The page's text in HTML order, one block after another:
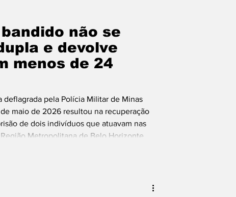
não se
e devolve
menos de 24
deflagrada pela Polícia Militar de Minas
maio de 2026 resultou na recuperação
de dois indivíduos que atuavam nas
Metropolitana de Belo Horizonte.